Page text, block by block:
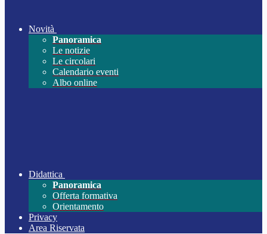
Novità
Panoramica
Le notizie
Le circolari
Calendario eventi
Albo online
Didattica
Panoramica
Offerta formativa
Orientamento
Privacy
Area Riservata